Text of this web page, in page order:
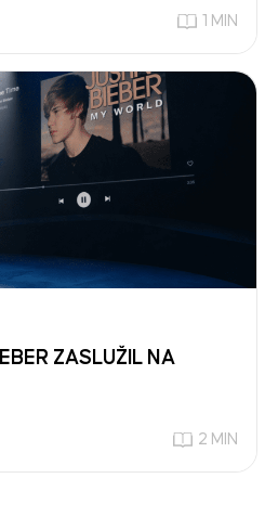
1 MIN
ZASLUŽIL NA
2 MIN